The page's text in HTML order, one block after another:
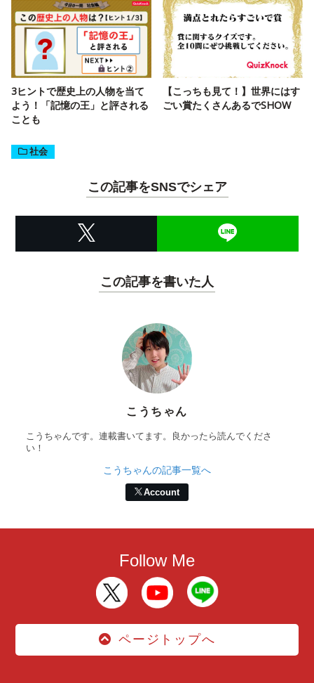
3ヒントで歴史上の人物を当て
よう！「記憶の王」と評される
ことも
【こっちも見て！】世界にはす
ごい賞たくさんあるでSHOW
社会
この記事をSNSでシェア
この記事を書いた人
こうちゃん
こうちゃんです。連載書いてます。良かったら読んでくださ
い！
こうちゃんの記事一覧へ
Account
Follow Me
ページトップへ